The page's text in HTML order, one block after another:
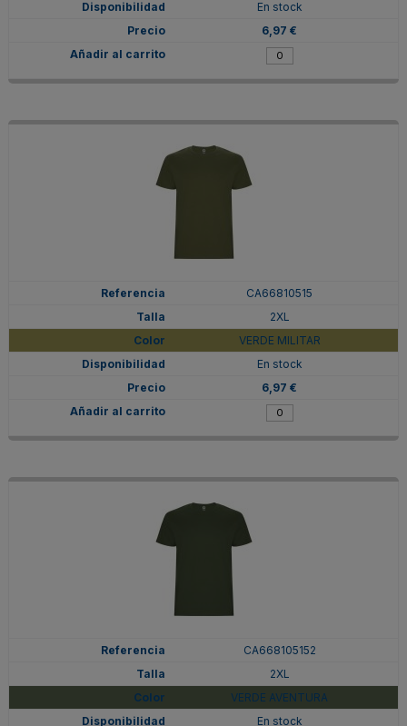
En stock
6,97 €
CA66810515
2XL
VERDE MILITAR
En stock
6,97 €
CA668105152
2XL
VERDE AVENTURA
En stock